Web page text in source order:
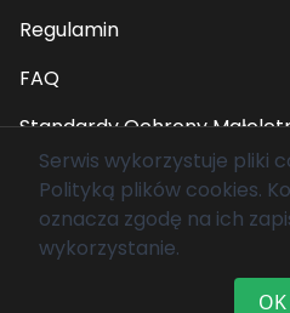
Regulamin
FAQ
Standardy Ochrony
© 2026 Fundacja Mam
zastrzeżone.
Serwis wykorzystuje pliki
Polityką plików cookies.
oznacza zgodę na ich
wykorzystanie.
OK